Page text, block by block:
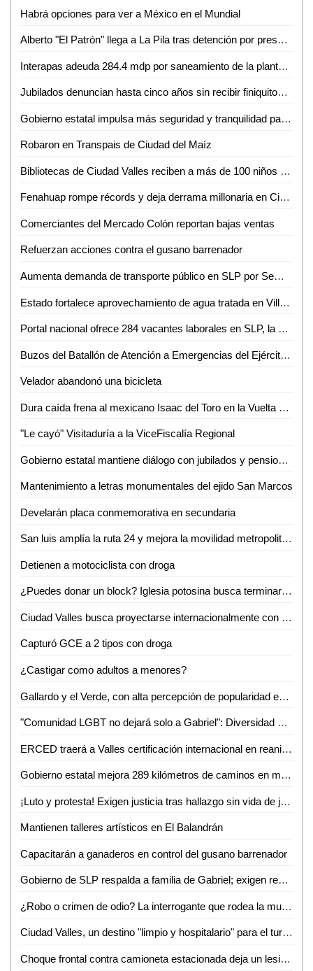
Habrá opciones para ver a México en el Mundial
Alberto "El Patrón" llega a La Pila tras detención por presuntas agresiones
Interapas adeuda 284.4 mdp por saneamiento de la planta de aguas residuales Tanque Tenorio
Jubilados denuncian hasta cinco años sin recibir finiquitos en SLP
Gobierno estatal impulsa más seguridad y tranquilidad para las y los potosinos
Robaron en Transpais de Ciudad del Maíz
Bibliotecas de Ciudad Valles reciben a más de 100 niños en sus talleres de primavera
Fenahuap rompe récords y deja derrama millonaria en Ciudad Valles: David Medina
Comerciantes del Mercado Colón reportan bajas ventas
Refuerzan acciones contra el gusano barrenador
Aumenta demanda de transporte público en SLP por Semana Santa y Pascua
Estado fortalece aprovechamiento de agua tratada en Villa de Reyes
Portal nacional ofrece 284 vacantes laborales en SLP, la mayoría en la capital
Buzos del Batallón de Atención a Emergencias del Ejército Mexicano rescatan a un minero en el municipio de El Rosario, Sin.
Velador abandonó una bicicleta
Dura caída frena al mexicano Isaac del Toro en la Vuelta al País Vasco
"Le cayó" Visitaduría a la ViceFiscalía Regional
Gobierno estatal mantiene diálogo con jubilados y pensionados
Mantenimiento a letras monumentales del ejido San Marcos
Develarán placa conmemorativa en secundaria
San luis amplía la ruta 24 y mejora la movilidad metropolitana
Detienen a motociclista con droga
¿Puedes donar un block? Iglesia potosina busca terminar su centro administrativo en Valles
Ciudad Valles busca proyectarse internacionalmente con evento de ganado Brahman
Capturó GCE a 2 tipos con droga
¿Castigar como adultos a menores?
Gallardo y el Verde, con alta percepción de popularidad en SLP: Roy Campos
"Comunidad LGBT no dejará solo a Gabriel": Diversidad e Igualdad alza la voz por su asesinato
ERCED traerá a Valles certificación internacional en reanimación cardiopulmonar
Gobierno estatal mejora 289 kilómetros de caminos en marzo
¡Luto y protesta! Exigen justicia tras hallazgo sin vida de joven enfermero vallense
Mantienen talleres artísticos en El Balandrán
Capacitarán a ganaderos en control del gusano barrenador
Gobierno de SLP respalda a familia de Gabriel; exigen resultados a la Fiscalía de Valles
¿Robo o crimen de odio? La interrogante que rodea la muerte de Gabriel García Balleza
Ciudad Valles, un destino "limpio y hospitalario" para el turismo nacional: Ana Pelayo
Choque frontal contra camioneta estacionada deja un lesionado en la colonia Obrera